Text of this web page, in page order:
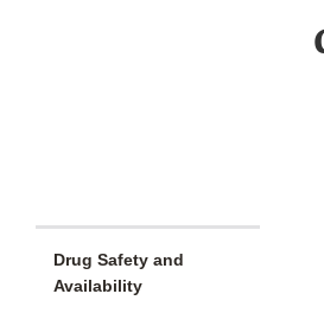
Drug Safety and
Availability